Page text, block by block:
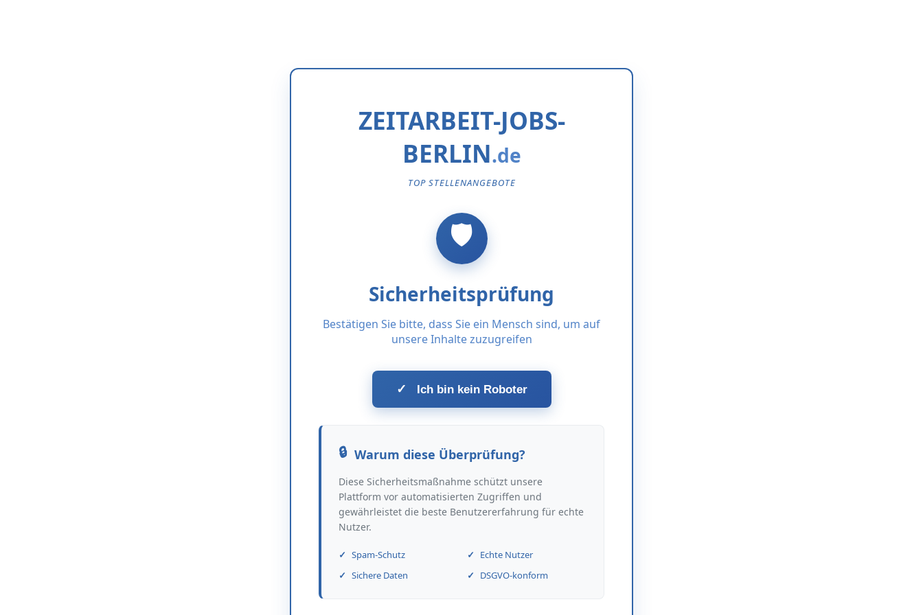
ZEITARBEIT-JOBS-
BERLIN
TOP STELLENANGEBOTE
Sicherheitsprüfung
Bestätigen Sie bitte, dass Sie ein Mensch sind, um auf
unsere Inhalte zuzugreifen
✓ Ich bin kein Roboter
Warum diese Überprüfung?
Diese Sicherheitsmaßnahme schützt unsere
Plattform vor automatisierten Zugriffen und
gewährleistet die beste Benutzererfahrung für echte
Nutzer.
Spam-Schutz
Echte Nutzer
Sichere Daten
DSGVO-konform